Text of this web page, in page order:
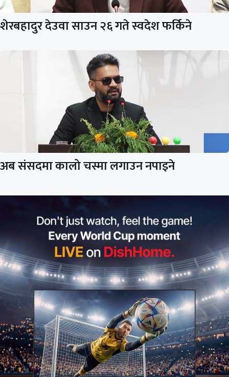
शेरबहादुर देउवा साउन २६ गते स्वदेश फर्किने
अब संसदमा कालो चस्मा लगाउन नपाइने